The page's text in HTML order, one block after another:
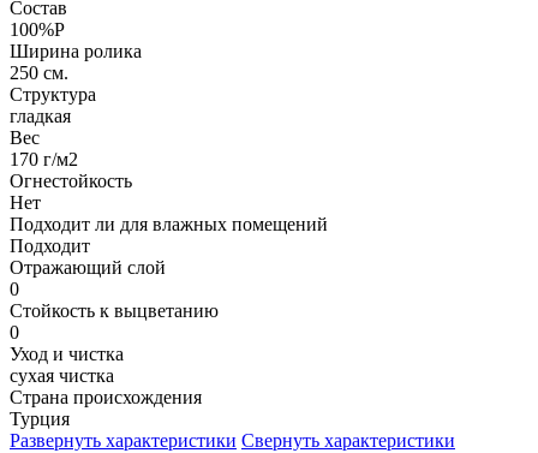
Состав
100%P
Ширина ролика
250 см.
Структура
гладкая
Вес
170 г/м2
Огнестойкость
Нет
Подходит ли для влажных помещений
Подходит
Отражающий слой
0
Стойкость к выцветанию
0
Уход и чистка
сухая чистка
Страна происхождения
Турция
Развернуть характеристики Свернуть характеристики